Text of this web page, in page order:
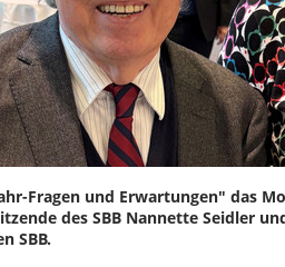
Fragen und Erwartungen" das
des SBB Nannette Seidler
SBB.